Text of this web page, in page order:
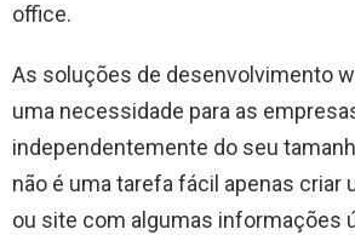
office.
As soluções de desenvolvimento
uma necessidade para as
independentemente do seu
não é uma tarefa fácil apenas criar
ou site com algumas informações